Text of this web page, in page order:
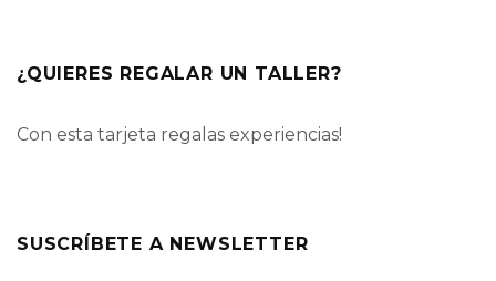
¿QUIERES REGALAR UN TALLER?
Con esta tarjeta regalas experiencias!
SUSCRÍBETE A NEWSLETTER